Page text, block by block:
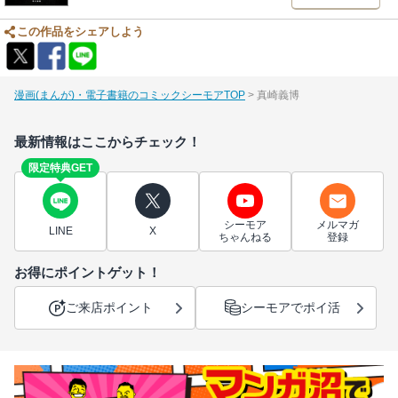
この作品をシェアしよう
漫画(まんが)・電子書籍のコミックシーモアTOP 真崎義博
最新情報はここからチェック！
限定特典GET
LINE X
シーモア
ちゃんねる
メルマガ
登録
お得にポイントゲット！
ご来店ポイント シーモアでポイ活